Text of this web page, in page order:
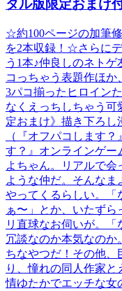
タル版限定おまけ付
☆約100ページの加筆
を2本収録！☆さらに
う1本♪仲良しのネト
コっちゃう表題作ほ
3パコ揃ったヒロイン
なくえっちしちゃう可
定おまけ》描き下ろし
（『オフパコします
す？』オンラインゲー
よちゃん。リアルで会
ような仲だ。そんなま
やってくるらしい。「
ぁ〜」とか、いたず
リ直球なお伺いが。「
冗談なのか本気なの
ちなやつだ！その他、
り、憧れの同人作家
情ゆたかでエッチな女